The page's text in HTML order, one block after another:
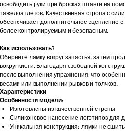
освободить руки при бросках штанги на
тяжелоатлетов. Качественная стропа с
обеспечивает дополнительное сцепление
более контролируемым и безопасным.
Как использовать?
Оберните лямку вокруг запястья, затем
вокруг кисти. Благодаря свободной
после выполнения упражнения, что
весами или выполнении рывков и толчков.
Характеристики
Особенности модели:
Изготовлены из качественной стропы
Силиконовое нанесение логотипов для
Уникальная конструкция: лямки не